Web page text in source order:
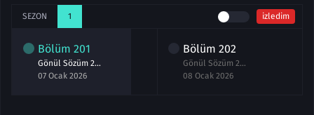
SEZON 1 izledim
Bölüm 201
Gönül Sözüm 201.Bölüm izle
07 Ocak 2026
Bölüm 202
Gönül Sözüm 202.Bölüm izle
08 Ocak 2026